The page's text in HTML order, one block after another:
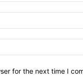
for the next time I